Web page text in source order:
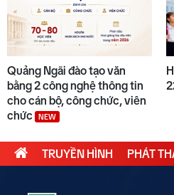
Quảng Ngãi đào tạo văn
bằng 2 công nghệ thông tin
cho cán bộ, công chức, viên
chức
NEW
TRUYỀN HÌNH PHÁT